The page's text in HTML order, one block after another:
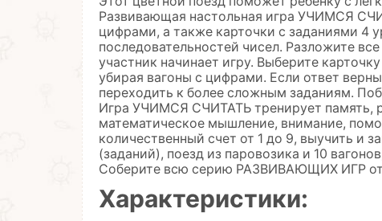
Развивающая настольная игра УЧИМСЯ
цифрами, а также карточки с заданиями 4
последовательностей чисел. Разложите
участник начинает игру. Выберите
убирая вагоны с цифрами. Если ответ
переходить к более сложным заданиям.
Игра УЧИМСЯ СЧИТАТЬ тренирует память,
математическое мышление, внимание,
количественный счет от 1 до 9, выучить и
(заданий), поезд из паровозика и 10
Соберите всю серию РАЗВИВАЮЩИХ ИГР
Характеристики: